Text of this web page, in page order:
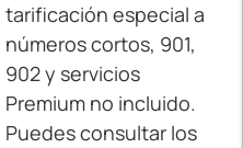
tarificación especial a
números cortos, 901,
902 y servicios
Premium no incluido.
Puedes consultar los